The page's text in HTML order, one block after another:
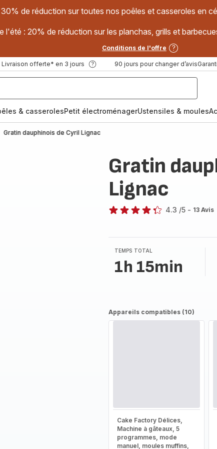
de réduction sur toutes nos poêles et casseroles en
l'été : 20% de réduction sur les planchas, grills et
Conditions de l'offre
Livraison offerte* en 3 jours 90 jours pour changer d’avis
& casserolesPetit électroménagerUstensiles & moules
Gratin dauphinois de Cyril Lignac
Gratin
Lignac
4.3 /5 - 13 Avis
TEMPS TOTAL
1h 15min
Appareils compatibles (10)
Cake Factory Délices,
Machine à gâteaux, 5
programmes, mode
manuel, moules muffins,